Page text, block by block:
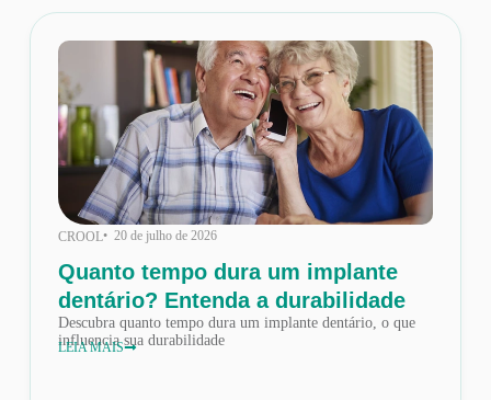
CROOL• 20 de julho de 2026
Quanto tempo dura um implante
dentário? Entenda a durabilidade
Descubra quanto tempo dura um implante dentário, o que
influencia sua durabilidade
LEIA MAIS